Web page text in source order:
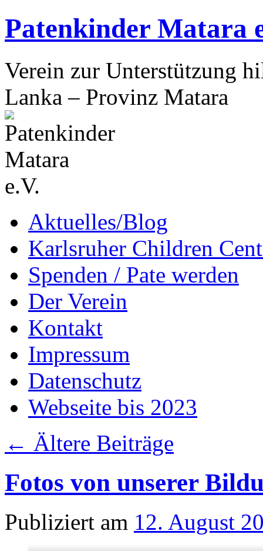
Patenkinder Matara
Verein zur Unterstützung
Lanka – Provinz Matara
Inhalt
springenAktuelles/Blog
Karlsruher Children
Spenden / Pate werden
Der Verein
Kontakt
Impressum
Datenschutz
Webseite bis 2023
← Ältere Beiträge
Fotos von unserer
Publiziert am 12. August